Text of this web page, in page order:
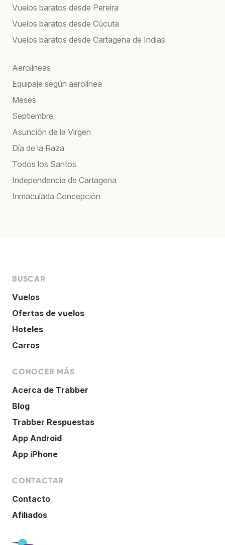
Vuelos baratos desde Pereira
Vuelos baratos desde Cúcuta
Vuelos baratos desde Cartagena de Indias
Aerolíneas
Equipaje según aerolínea
Meses
Septiembre
Asunción de la Virgen
Día de la Raza
Todos los Santos
Independencia de Cartagena
Inmaculada Concepción
BUSCAR
Vuelos
Ofertas de vuelos
Hoteles
Carros
CONOCER MÁS
Acerca de Trabber
Blog
Trabber Respuestas
App Android
App iPhone
CONTACTAR
Contacto
Afiliados